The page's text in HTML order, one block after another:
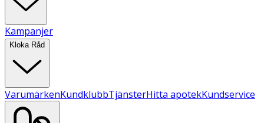
Kampanjer
Kloka Råd
VarumärkenKundklubbTjänsterHitta apotekKundservice